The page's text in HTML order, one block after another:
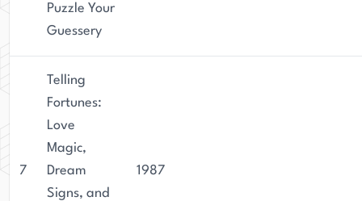
Puzzle Your
Guessery
7
Telling
Fortunes:
Love
Magic,
Dream
Signs, and
1987